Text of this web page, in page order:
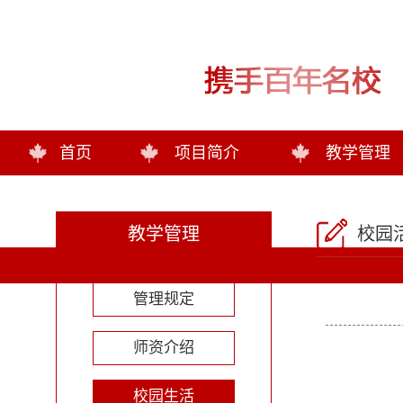
首页 项目简介 教学管理
教学管理
管理规定
师资介绍
校园生活
校园